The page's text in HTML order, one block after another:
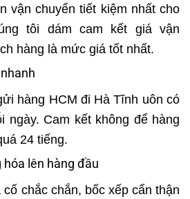
vận chuyển tiết kiệm nhất cho
tôi dám cam kết giá vận
hàng là mức giá tốt nhất.
hàng HCM đi Hà Tĩnh uôn có
ngày. Cam kết không để hàng
24 tiếng.
lên hàng đầu
chắc chắn, bốc xếp cẩn thận